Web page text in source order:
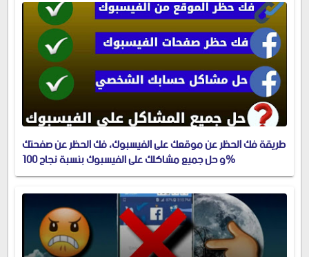
طريقة فك الحظر عن موقعك على الفيسبوك، فك الحظر عن صفحتك
و حل جميع مشاكلك على الفيسبوك بنسبة نجاح 100%